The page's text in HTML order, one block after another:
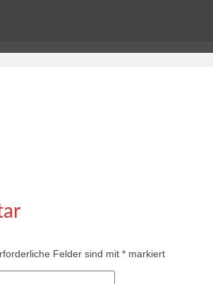
Felder sind mit * markiert